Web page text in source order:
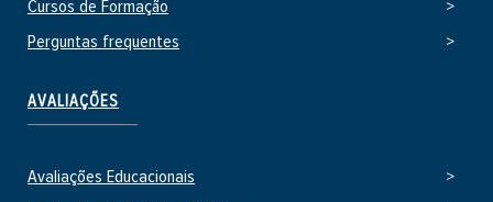
Cursos de Formação
Perguntas frequentes
AVALIAÇÕES
Avaliações Educacionais